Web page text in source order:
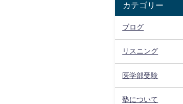
カテゴリー
ブログ
リスニング
医学部受験
塾について